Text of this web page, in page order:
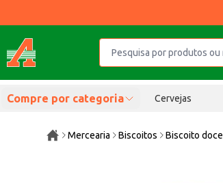
Compre por categoria Cervejas
Mercearia Biscoitos Biscoito doce